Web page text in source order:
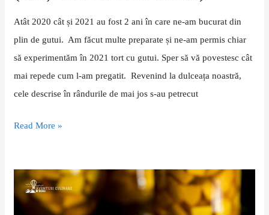
Atât 2020 cât și 2021 au fost 2 ani în care ne-am bucurat din
plin de gutui. Am făcut multe preparate și ne-am permis chiar
să experimentăm în 2021 tort cu gutui. Sper să vă povestesc cât
mai repede cum l-am pregatit. Revenind la dulceața noastră,
cele descrise în rândurile de mai jos s-au petrecut
Read More »
Compot
de